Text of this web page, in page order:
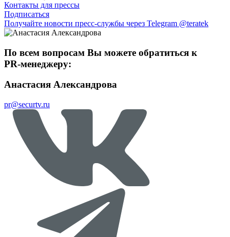
Контакты для прессы
Подписаться
Получайте новости пресс-службы через Telegram @teratek
По всем вопросам Вы можете обратиться к
PR-менеджеру:
Анастасия Александрова
pr@securtv.ru